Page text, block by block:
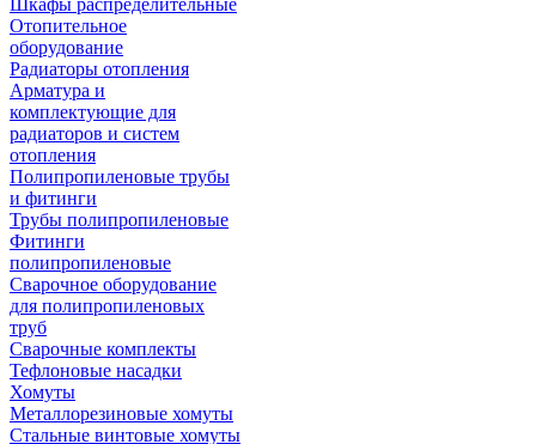
Шкафы распределительные
Отопительное
оборудование
Радиаторы отопления
Арматура и
комплектующие для
радиаторов и систем
отопления
Полипропиленовые трубы
и фитинги
Трубы полипропиленовые
Фитинги
полипропиленовые
Сварочное оборудование
для полипропиленовых
труб
Сварочные комплекты
Тефлоновые насадки
Хомуты
Металлорезиновые хомуты
Стальные винтовые хомуты